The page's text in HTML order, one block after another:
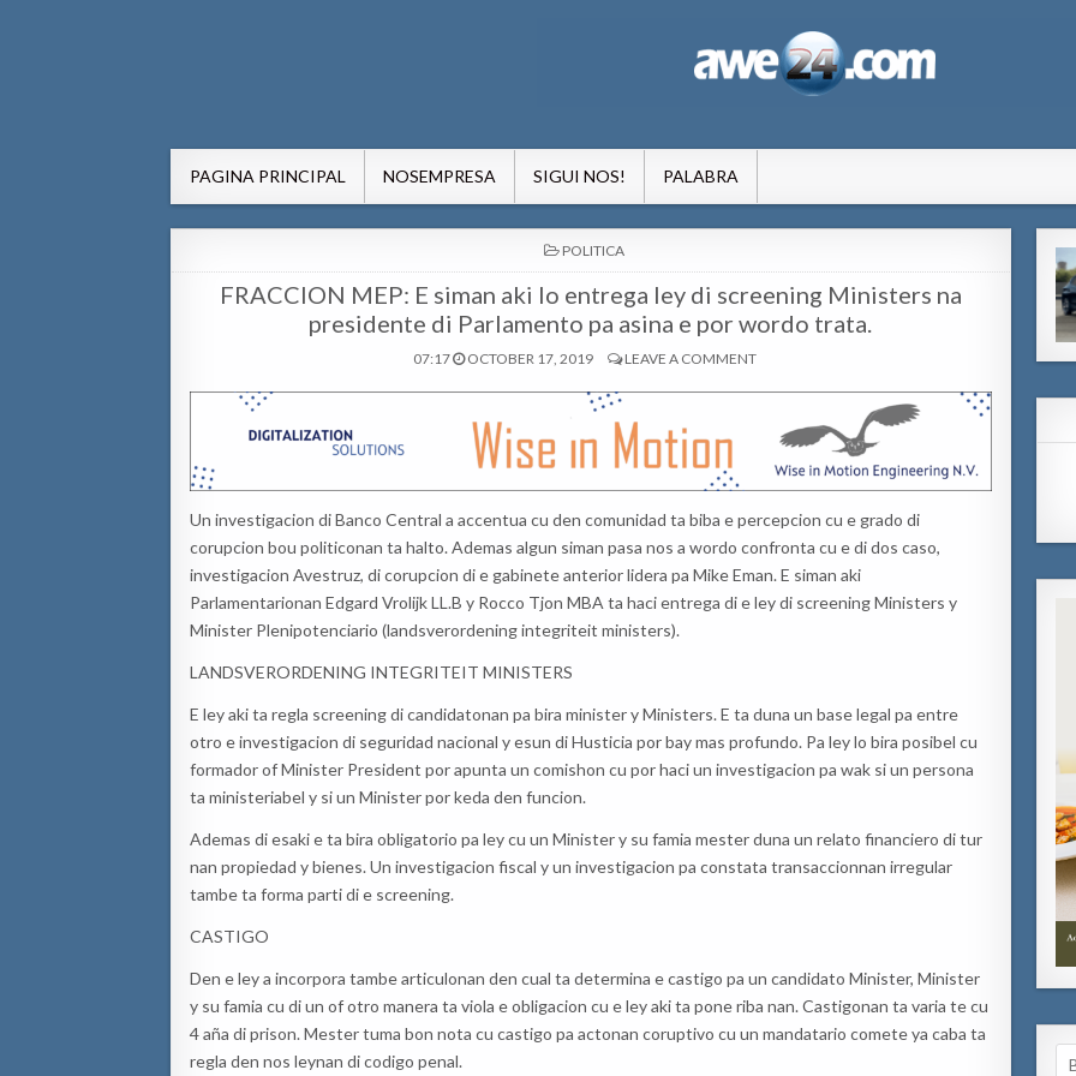
PAGINA PRINCIPAL NOSEMPRESA SIGUI NOS! PALABRA
POSTED
IN
POLITICA
FRACCION MEP: E siman aki lo entrega ley di screening Ministers na
presidente di Parlamento pa asina e por wordo trata.
07:17 OCTOBER 17, 2019 LEAVE A COMMENT
Un investigacion di Banco Central a accentua cu den comunidad ta biba e percepcion cu e grado di
corupcion bou politiconan ta halto. Ademas algun siman pasa nos a wordo confronta cu e di dos caso,
investigacion Avestruz, di corupcion di e gabinete anterior lidera pa Mike Eman. E siman aki
Parlamentarionan Edgard Vrolijk LL.B y Rocco Tjon MBA ta haci entrega di e ley di screening Ministers y
Minister Plenipotenciario (landsverordening integriteit ministers).
LANDSVERORDENING INTEGRITEIT MINISTERS
E ley aki ta regla screening di candidatonan pa bira minister y Ministers. E ta duna un base legal pa entre
otro e investigacion di seguridad nacional y esun di Husticia por bay mas profundo. Pa ley lo bira posibel cu
formador of Minister President por apunta un comishon cu por haci un investigacion pa wak si un persona
ta ministeriabel y si un Minister por keda den funcion.
Ademas di esaki e ta bira obligatorio pa ley cu un Minister y su famia mester duna un relato financiero di tur
nan propiedad y bienes. Un investigacion fiscal y un investigacion pa constata transaccionnan irregular
tambe ta forma parti di e screening.
CASTIGO
Den e ley a incorpora tambe articulonan den cual ta determina e castigo pa un candidato Minister, Minister
y su famia cu di un of otro manera ta viola e obligacion cu e ley aki ta pone riba nan. Castigonan ta varia te cu
4 aña di prison. Mester tuma bon nota cu castigo pa actonan coruptivo cu un mandatario comete ya caba ta
regla den nos leynan di codigo penal.